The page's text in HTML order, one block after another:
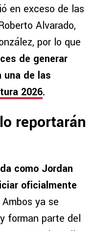
en exceso de las
Alvarado,
por lo que
de generar
de las
2026.
reportarán
como Jordan
oficialmente
Ambos ya se
forman parte del